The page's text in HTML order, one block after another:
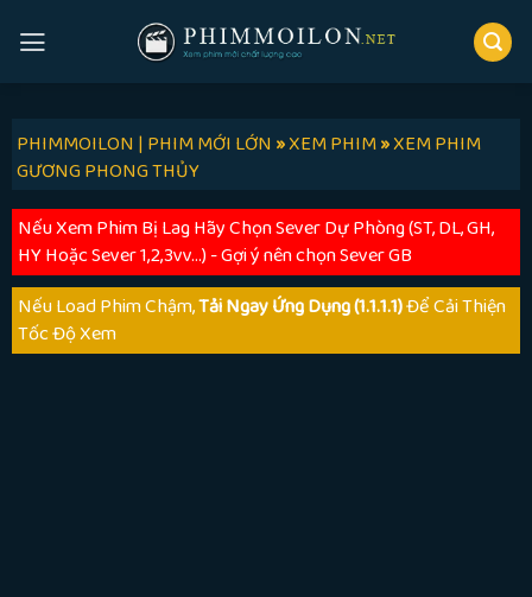
PHIMMOILON | PHIM MỚI LỚN»XEM PHIM»XEM PHIM
GƯƠNG PHONG THỦY
Nếu Xem Phim Bị Lag Hãy Chọn Sever Dự Phòng (ST, DL, GH,
HY Hoặc Sever 1,2,3vv...) - Gợi ý nên chọn Sever GB
Nếu Load Phim Chậm,Tải Ngay Ứng Dụng (1.1.1.1)Để Cải Thiện
Tốc Độ Xem